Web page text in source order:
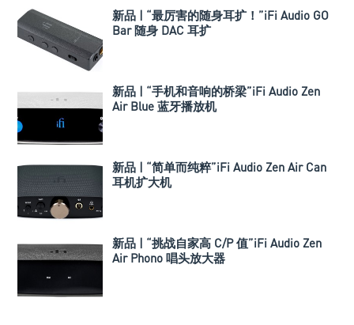
新品 | “最厉害的随身耳扩！”iFi Audio GO
Bar 随身 DAC 耳扩
新品 | “手机和音响的桥梁”iFi Audio Zen
Air Blue 蓝牙播放机
新品 | “简单而纯粹”iFi Audio Zen Air Can
耳机扩大机
新品 | “挑战自家高 C/P 值”iFi Audio Zen
Air Phono 唱头放大器